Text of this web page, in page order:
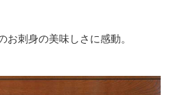
刺身の美味しさに感動。